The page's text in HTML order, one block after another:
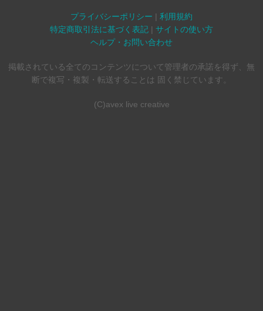
プライバシーポリシー | 利用規約
特定商取引法に基づく表記 | サイトの使い方
ヘルプ・お問い合わせ
掲載されている全てのコンテンツについて管理者の承諾を得ず、無
断で複写・複製・転送することは 固く禁じています。
(C)avex live creative